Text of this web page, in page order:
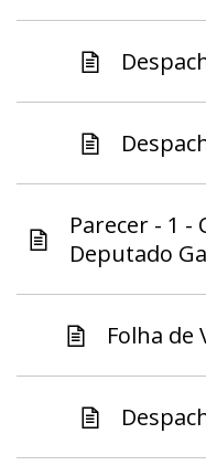
Parecer - 1 -
Deputado
Folha de